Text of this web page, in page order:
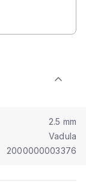
2.5 mm
Vadula
2000000003376